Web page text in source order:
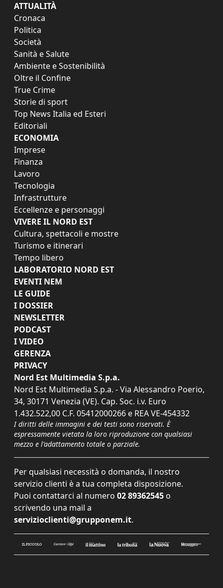
ATTUALITÀ
Cronaca
Politica
Società
Sanità e Salute
Ambiente e Sostenibilità
Oltre il Confine
True Crime
Storie di sport
Top News Italia ed Esteri
Editoriali
ECONOMIA
Imprese
Finanza
Lavoro
Tecnologia
Infrastrutture
Eccellenze e personaggi
VIVERE IL NORD EST
Cultura, spettacoli e mostre
Turismo e itinerari
Tempo libero
LABORATORIO NORD EST
EVENTI NEM
LE GUIDE
I DOSSIER
NEWSLETTER
PODCAST
I VIDEO
GERENZA
PRIVACY
Nord Est Multimedia S.p.a.
Nord Est Multimedia S.p.a. - Via Alessandro Poerio,
34, 30171 Venezia (VE). Cap. Soc. i.v. Euro
1.432.522,00 C.F. 05412000266 e REA VE-454332
I diritti delle immagini e dei testi sono riservati. È
espressamente vietata la loro riproduzione con qualsiasi
mezzo e l'adattamento totale o parziale.
Per qualsiasi necessità o domanda, il nostro
servizio clienti è a tua completa disposizione.
Puoi contattarci al numero 02 89362545 o
scrivendo una mail a
servizioclienti@grupponem.it.